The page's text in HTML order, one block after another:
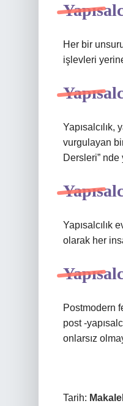
Her bir
işlevleri
vurgulayan
Dersleri” nde
Yapısalcılık
olarak her
Postmodern
post -
onlarsız
Tarih: